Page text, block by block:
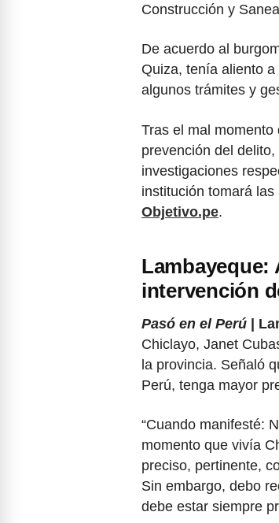
Construcción y
De acuerdo al
Quiza, tenía aliento
algunos trámites y
Tras el mal
prevención del
investigaciones
institución tomará
Objetivo.pe.
Lambayeque:
intervención
Pasó en el Perú |
Chiclayo, Janet
la provincia. Señaló
Perú, tenga mayor
“Cuando manifesté:
momento que vivía
preciso, pertinente,
Sin embargo, debo
debe estar siempre